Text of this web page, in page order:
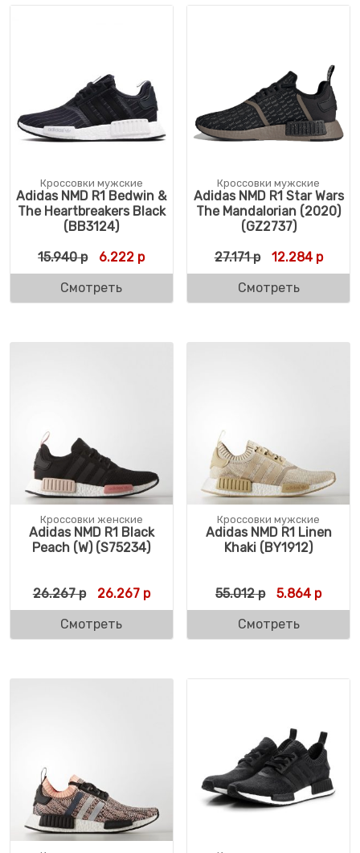
Кроссовки мужские
Adidas NMD R1 Bedwin &
The Heartbreakers Black
(BB3124)
15.940р Первоначальная цена составляла 15.940
6.222 рТекущая цена: 6.222 р.
Смотреть
Кроссовки мужские
Adidas NMD R1 Star Wars
The Mandalorian (2020)
(GZ2737)
27.171р 12.284р
Смотреть
Кроссовки женские
Adidas NMD R1 Black
Peach (W) (S75234)
26.267р Первоначальная цена составляла 26.267
26.267рТекущая цена: 26.267 р.
Смотреть
Кроссовки мужские
Adidas NMD R1 Linen
Khaki (BY1912)
55.012р 5.864р
Смотреть